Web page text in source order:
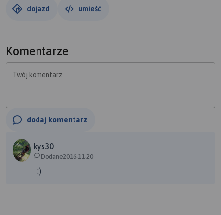
dojazd umieść
Komentarze
Twój komentarz
dodaj komentarz
kys30
Dodane2016-11-20
:)